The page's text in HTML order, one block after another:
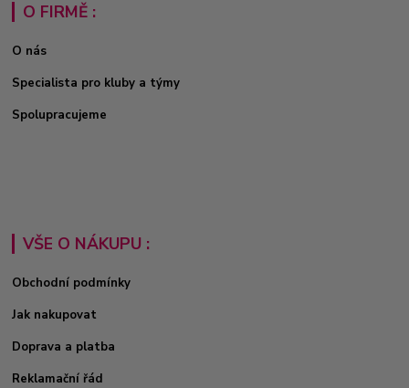
O FIRMĚ :
O nás
Specialista pro kluby a týmy
Spolupracujeme
VŠE O NÁKUPU :
Obchodní podmínky
Jak nakupovat
Doprava a platba
Reklamační řád